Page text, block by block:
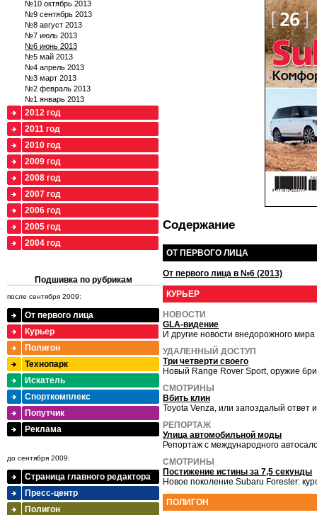
Содержание
ОТ ПЕРВОГО ЛИЦА
От первого лица в №6 (2013)
КУРЬЕР
НОВОСТИ
GLA-видение
И другие новости внедорожного мира
УДАЛЕННЫЙ ДОСТУП
Три четверти своего
Новый Range Rover Sport, оружие
СМОТРИНЫ
Вбить клин
Toyota Venza, или запоздалый ответ
РЕПОРТАЖ
Улица автомобильной моды
Репортаж с международного
СМОТРИНЫ
Постижение истины за 7,5 секунды
Новое поколение Subaru Forester:
ПОЛИГОН
№10 октябрь 2013
№9 сентябрь 2013
№8 август 2013
№7 июль 2013
№6 июнь 2013
№5 май 2013
№4 апрель 2013
№3 март 2013
№2 февраль 2013
№1 январь 2013
2012 год
2011 год
2010 год
2009 год
2008 год
2007 год
2006 год
2005 год
2004 год
Подшивка по рубрикам
после сентября 2009:
От первого лица
Курьер
Полигон
Технопарк
Искатель
Спорткомплекс
Попутчик
Реклама
до сентября 2009:
Страница главного редактора
Пресс-центр
Полигон